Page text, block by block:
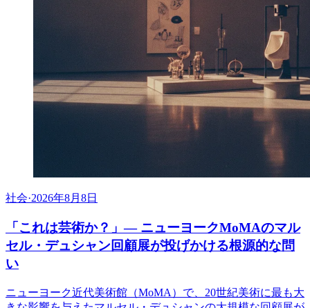
社会·2026年8月8日
「これは芸術か？」— ニューヨークMoMAのマル
セル・デュシャン回顧展が投げかける根源的な問
い
ニューヨーク近代美術館（MoMA）で、20世紀美術に最も大